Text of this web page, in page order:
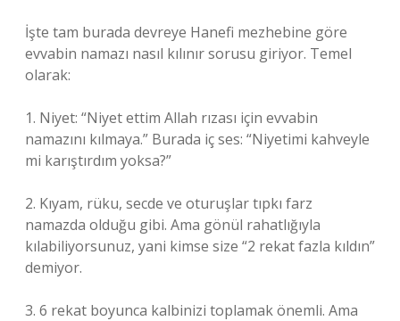
İşte tam burada devreye Hanefi mezhebine göre
evvabin namazı nasıl kılınır sorusu giriyor. Temel
olarak:
1. Niyet: “Niyet ettim Allah rızası için evvabin
namazını kılmaya.” Burada iç ses: “Niyetimi kahveyle
mi karıştırdım yoksa?”
2. Kıyam, rüku, secde ve oturuşlar tıpkı farz
namazda olduğu gibi. Ama gönül rahatlığıyla
kılabiliyorsunuz, yani kimse size “2 rekat fazla kıldın”
demiyor.
3. 6 rekat boyunca kalbinizi toplamak önemli. Ama